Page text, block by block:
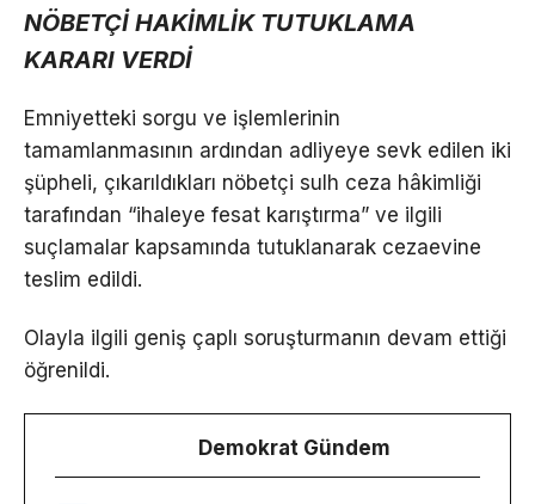
NÖBETÇİ HAKİMLİK TUTUKLAMA
KARARI VERDİ
Emniyetteki sorgu ve işlemlerinin
tamamlanmasının ardından adliyeye sevk edilen iki
şüpheli, çıkarıldıkları nöbetçi sulh ceza hâkimliği
tarafından “ihaleye fesat karıştırma” ve ilgili
suçlamalar kapsamında tutuklanarak cezaevine
teslim edildi.
Olayla ilgili geniş çaplı soruşturmanın devam ettiği
öğrenildi.
Demokrat Gündem